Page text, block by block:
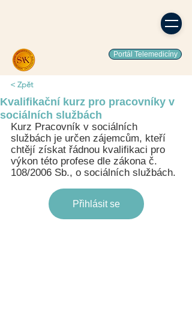
Portál Telemedicíny
Kvalifikační kurz pro pracovníky v
sociálních službách
Kurz Pracovník v sociálních
službách je určen zájemcům, kteří
chtějí získat řádnou kvalifikaci pro
výkon této profese dle zákona č.
108/2006 Sb., o sociálních službách.
Přihlásit se
< Zpět